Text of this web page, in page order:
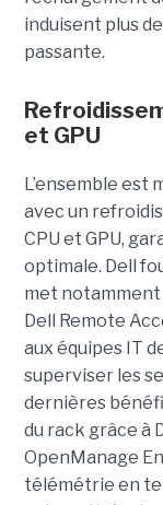
induisent plus
passante.
et GPU
L’ensemble est
avec un
CPU et GPU,
optimale. Dell
met
Dell Remote
aux équipes IT
superviser les
dernières
du rack grâce à
OpenManage
télémétrie en